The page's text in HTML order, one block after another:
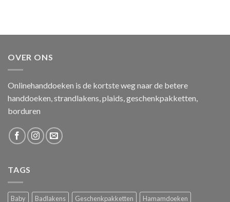
OVER ONS
Onlinehanddoeken is de kortste weg naar de betere
handdoeken, strandlakens, plaids, geschenkpakketten,
borduren
TAGS
Baby Badlakens Geschenkpakketten Hamamdoeken